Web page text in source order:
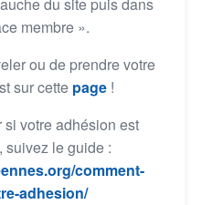
du site puis dans
membre ».
ou de prendre votre
sur cette page !
votre adhésion est
suivez le guide :
comment-
adhesion/